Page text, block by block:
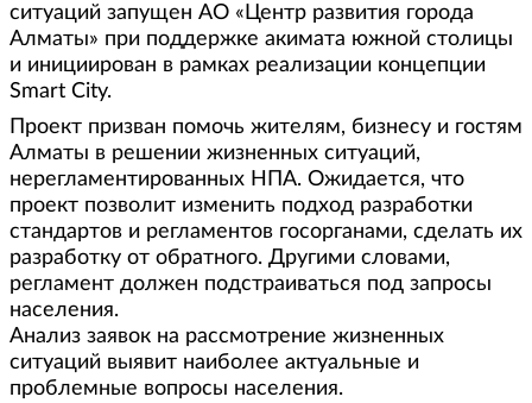
ситуаций запущен АО «Центр развития города
Алматы» при поддержке акимата южной столицы
и инициирован в рамках реализации концепции
Smart City.
Проект призван помочь жителям, бизнесу и гостям
Алматы в решении жизненных ситуаций,
нерегламентированных НПА. Ожидается, что
проект позволит изменить подход разработки
стандартов и регламентов госорганами, сделать их
разработку от обратного. Другими словами,
регламент должен подстраиваться под запросы
населения.
Анализ заявок на рассмотрение жизненных
ситуаций выявит наиболее актуальные и
проблемные вопросы населения.